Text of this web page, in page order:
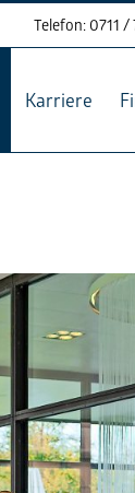
Telefon: 0711 /
Karriere